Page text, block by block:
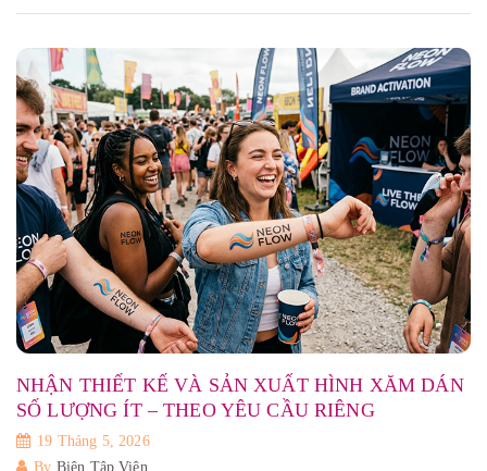
NHẬN THIẾT KẾ VÀ SẢN XUẤT HÌNH XĂM DÁN
SỐ LƯỢNG ÍT – THEO YÊU CẦU RIÊNG
19 Tháng 5, 2026
By Biên Tập Viên